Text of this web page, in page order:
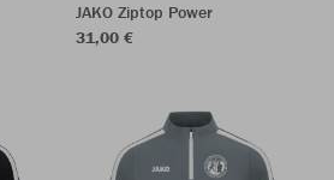
JAKO Ziptop Power
31,00 €